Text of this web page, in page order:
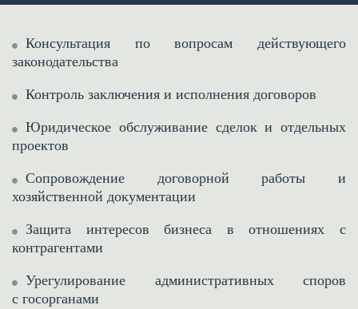
Консультация по вопросам действующего
законодательства
Контроль заключения и исполнения договоров
Юридическое обслуживание сделок и отдельных
проектов
Сопровождение договорной работы и
хозяйственной документации
Защита интересов бизнеса в отношениях с
контрагентами
Урегулирование административных споров
с госорганами